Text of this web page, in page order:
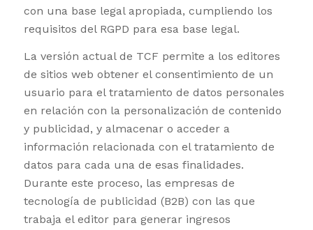
con una base legal apropiada, cumpliendo los
requisitos del RGPD para esa base legal.
La versión actual de TCF permite a los editores
de sitios web obtener el consentimiento de un
usuario para el tratamiento de datos personales
en relación con la personalización de contenido
y publicidad, y almacenar o acceder a
información relacionada con el tratamiento de
datos para cada una de esas finalidades.
Durante este proceso, las empresas de
tecnología de publicidad (B2B) con las que
trabaja el editor para generar ingresos